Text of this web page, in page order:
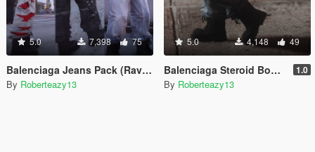
5.0 7,398 75
Balenciaga Jeans Pack (Raver, Slashed, Graffiti)
By Roberteazy13
5.0 4,148 49
Balenciaga Steroid Boots For Franklin 1.0
By Roberteazy13